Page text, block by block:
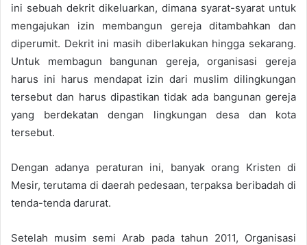
ini sebuah dekrit dikeluarkan, dimana syarat-syarat untuk
mengajukan izin membangun gereja ditambahkan dan
diperumit. Dekrit ini masih diberlakukan hingga sekarang.
Untuk membagun bangunan gereja, organisasi gereja
harus ini harus mendapat izin dari muslim dilingkungan
tersebut dan harus dipastikan tidak ada bangunan gereja
yang berdekatan dengan lingkungan desa dan kota
tersebut.
Dengan adanya peraturan ini, banyak orang Kristen di
Mesir, terutama di daerah pedesaan, terpaksa beribadah di
tenda-tenda darurat.
Setelah musim semi Arab pada tahun 2011, Organisasi